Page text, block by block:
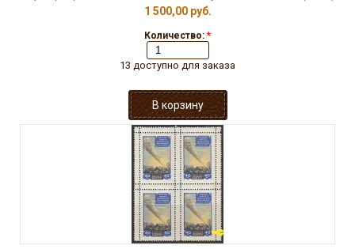
1 500,00 руб.
Количество: *
13 доступно для заказа